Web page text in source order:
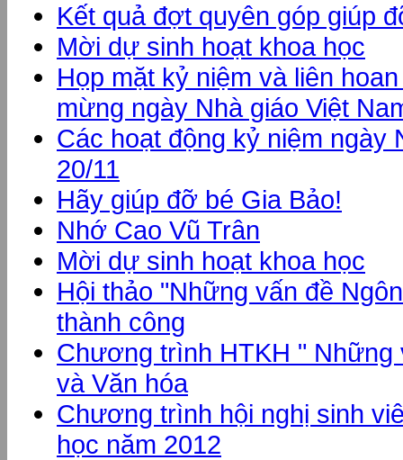
Kết quả đợt quyên góp giúp
Mời dự sinh hoạt khoa học
Họp mặt kỷ niệm và liên
mừng ngày Nhà giáo Việt
Các hoạt động kỷ niệm ngày
20/11
Hãy giúp đỡ bé Gia Bảo!
Nhớ Cao Vũ Trân
Mời dự sinh hoạt khoa học
Hội thảo "Những vấn đề
thành công
Chương trình HTKH " Những
và Văn hóa
Chương trình hội nghị sinh
học năm 2012